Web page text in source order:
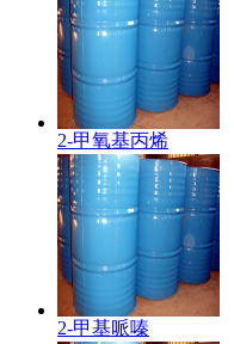
2-甲氧基丙烯
2-甲基哌嗪